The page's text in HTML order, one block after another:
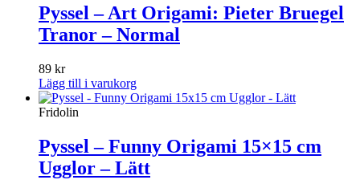
Pyssel – Art Origami: Pieter Bruegel
Tranor – Normal
89 kr
Lägg till i varukorg
Fridolin
Pyssel – Funny Origami 15×15 cm
Ugglor – Lätt